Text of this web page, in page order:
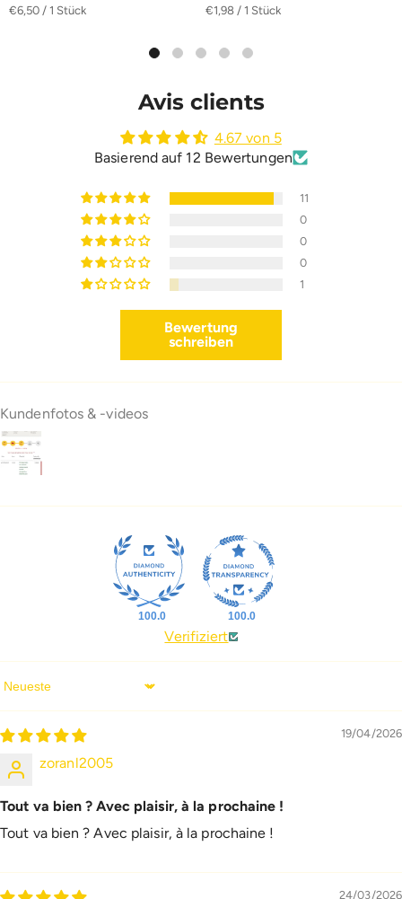
€6,50 / 1 Stück €1,98 / 1 Stück
Avis clients
4.67 von 5
Basierend auf 12 Bewertungen
11
0
0
0
1
Bewertung
schreiben
Kundenfotos & -videos
100.0 100.0
Verifiziert
Sort By
19/04/2026
zoranl2005
Tout va bien ? Avec plaisir, à la prochaine !
Tout va bien ? Avec plaisir, à la prochaine !
24/03/2026